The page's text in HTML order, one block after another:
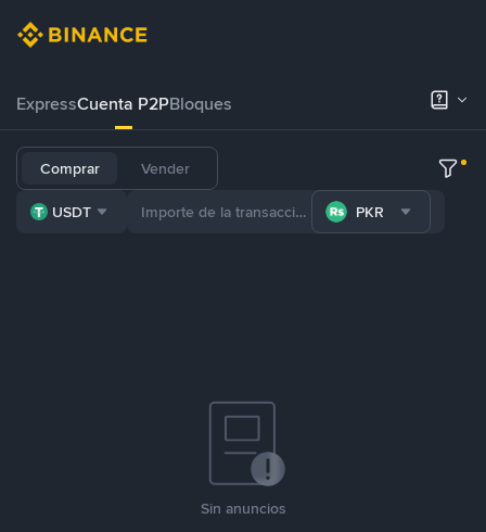
ExpressCuenta P2PBloques
Comprar Vender
USDT PKR
Sin anuncios